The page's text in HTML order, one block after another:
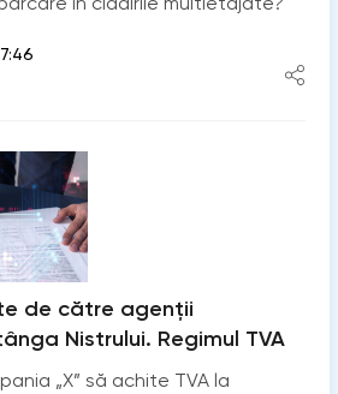
de către agenții
Nistrului. Regimul TVA
„X” să achite TVA la